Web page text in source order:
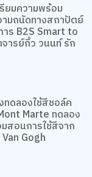
ยมความพร้อม
ามถนัดทางสถาปัตย์
าร B2S Smart to
จารย์กิ้ว วนนท์ รัก
ทดลองใช้สีชอล์ค
Marte ทดลอง
สอนการใช้สีจาก
Gogh